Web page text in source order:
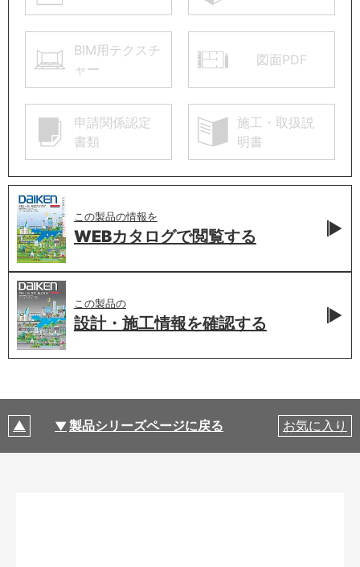
BIM用テクスチ
ャー
図面PDF
申請関係認定
書類
施工・取扱説
明書
この製品の情報を
WEBカタログで閲覧する
この製品の
設計・施工情報を確認する
製品シリーズページに戻る お気に入り